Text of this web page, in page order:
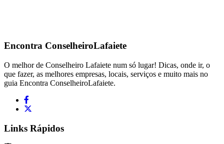
Encontra ConselheiroLafaiete
O melhor de Conselheiro Lafaiete num só lugar! Dicas, onde ir, o
que fazer, as melhores empresas, locais, serviços e muito mais no
guia Encontra ConselheiroLafaiete.
Links Rápidos